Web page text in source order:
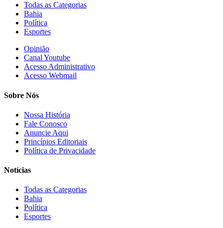
Todas as Categorias
Bahia
Política
Esportes
Opinião
Canal Youtube
Acesso Administrativo
Acesso Webmail
Sobre Nós
Nossa História
Fale Conosco
Anuncie Aqui
Princípios Editoriais
Política de Privacidade
Notícias
Todas as Categorias
Bahia
Política
Esportes